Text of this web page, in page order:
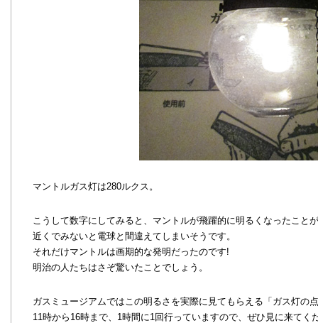
マントルガス灯は280ルクス。
こうして数字にしてみると、マントルが飛躍的に明るくなったこと
近くでみないと電球と間違えてしまいそうです。
それだけマントルは画期的な発明だったのです!
明治の人たちはさぞ驚いたことでしょう。
ガスミュージアムではこの明るさを実際に見てもらえる「ガス灯の
11時から16時まで、1時間に1回行っていますので、ぜひ見に来てく